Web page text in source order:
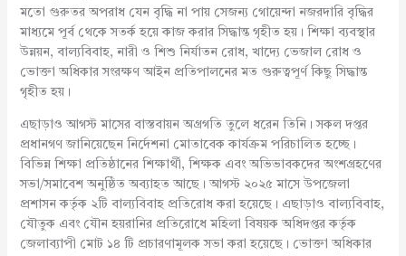
মতো গুরুতর অপরাধ যেন বৃদ্ধি না পায় সেজন্য গোয়েন্দা নজরদারি বৃদ্ধির
মাধ্যমে পূর্ব থেকে সতর্ক হয়ে কাজ করার সিদ্ধান্ত গৃহীত হয়। শিক্ষা ব্যবস্থার
উন্নয়ন, বাল্যবিবাহ, নারী ও শিশু নির্যাতন রোধ, খাদ্যে ভেজাল রোধ ও
ভোক্তা অধিকার সংরক্ষণ আইন প্রতিপালনের মত গুরুত্বপূর্ণ কিছু সিদ্ধান্ত
গৃহীত হয়।
এছাড়াও আগস্ট মাসের বাস্তবায়ন অগ্রগতি তুলে ধরেন তিনি। সকল দপ্তর
প্রধানগণ জানিয়েছেন নির্দেশনা মোতাবেক কার্যক্রম পরিচালিত হচ্ছে।
বিভিন্ন শিক্ষা প্রতিষ্ঠানের শিক্ষার্থী, শিক্ষক এবং অভিভাবকদের অংশগ্রহণের
সভা/সমাবেশ অনুষ্ঠিত অব্যাহত আছে। আগস্ট ২০২৫ মাসে উপজেলা
প্রশাসন কর্তৃক ২টি বাল্যবিবাহ প্রতিরোধ করা হয়েছে। এছাড়াও বাল্যবিবাহ,
যৌতুক এবং যৌন হয়রানির প্রতিরোধে মহিলা বিষয়ক অধিদপ্তর কর্তৃক
জেলাব্যাপী মোট ১৪ টি প্রচারণামূলক সভা করা হয়েছে। ভোক্তা অধিকার